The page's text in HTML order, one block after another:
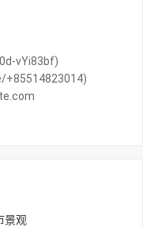
vYi83bf)
+85514823014)
景观